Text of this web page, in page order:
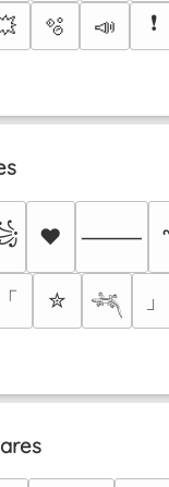
🫧 📣 ❗
♥ ⸻
「 ✮ 𓆈 」